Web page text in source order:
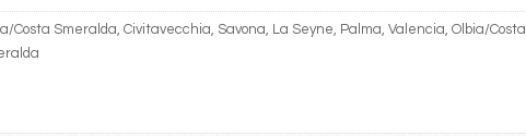
Costa Smeralda, Civitavecchia, Savona, La Seyne, Palma, Valencia, Olbia/Costa